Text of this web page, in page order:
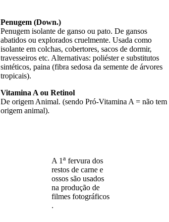
Penugem (Down.)
Penugem isolante de ganso ou pato. De gansos
abatidos ou explorados cruelmente. Usada como
isolante em colchas, cobertores, sacos de dormir,
travesseiros etc. Alternativas: poliéster e substitutos
sintéticos, paina (fibra sedosa da semente de árvores
tropicais).
Vitamina A ou Retinol
De origem Animal. (sendo Pró-Vitamina A = não tem
origem animal).
A 1 afervura dos
restos de carne e
ossos são usados
na produção de
filmes fotográficos
.